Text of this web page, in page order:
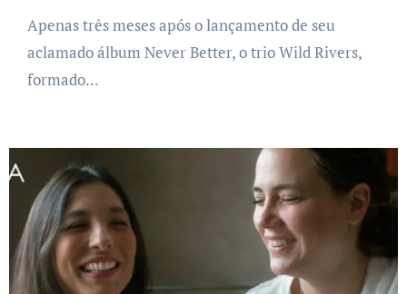
Apenas três meses após o lançamento de seu
aclamado álbum Never Better, o trio Wild Rivers,
formado...